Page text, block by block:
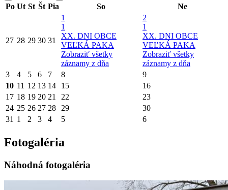
Po Ut St Št Pia So Ne
27 28 29 30 31
1
1
XX. DNI OBCE
VEĽKÁ PAKA
Zobraziť všetky
záznamy z dňa
2
1
XX. DNI OBCE
VEĽKÁ PAKA
Zobraziť všetky
záznamy z dňa
3
4 5 6 7 8
9
10 11 12 13 14 15
16
17 18 19 20 21 22
23
24 25 26 27 28 29
30
31 1 2 3 4 5 6
Fotogaléria
Náhodná fotogaléria